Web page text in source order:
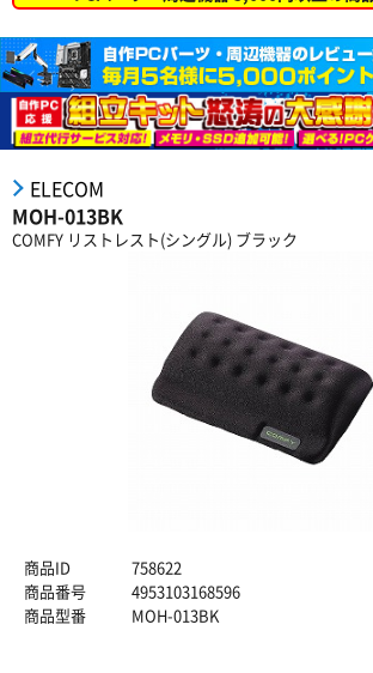
ELECOM
MOH-013BK
COMFY リストレスト(シングル) ブラック
商品ID
758622
商品番号
4953103168596
商品型番
MOH-013BK